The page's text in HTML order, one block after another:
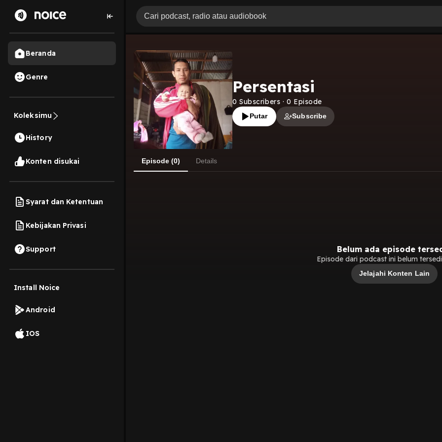
Beranda
Genre
Koleksimu
History
Konten disukai
Syarat dan Ketentuan
Kebijakan Privasi
Support
Install Noice
Android
IOS
Persentasi
0 Subscribers · 0 Episode
Putar Subscribe
Episode (0) Details
Belum ada episode
Episode dari podcast ini belum
Jelajahi Konten Lain